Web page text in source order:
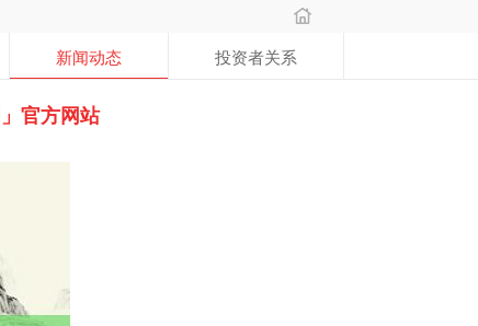
新闻动态 投资者关系
官方网站